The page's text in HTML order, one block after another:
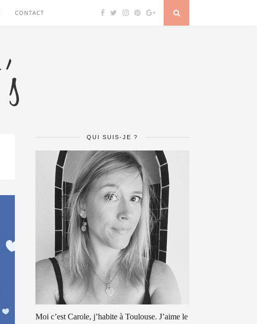
CONTACT
QUI SUIS-JE ?
Moi c’est Carole, j’habite à Toulouse. J’aime le